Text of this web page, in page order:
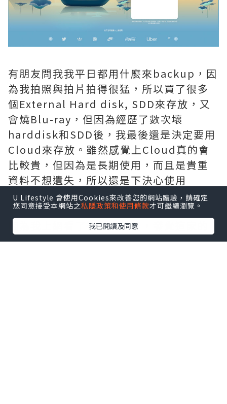
有朋友問我我平日都用什麼來backup，因
為我拍照與拍片拍得很猛，所以買了很多
個External Hard disk, SDD來存放，又
會燒Blu-ray，但因為經歷了數次壞
harddisk和SDD後，我最後還是決定要用
Cloud來存放。雖然感覺上Cloud真的會
比較貴，但因為是長期使用，而且是貴重
資料不想遺失，所以還是下決心使用
cloud。
因為我上網看了很多資料後，發覺這家的
Lifetime plan (終身計劃），真的很划
U Lifestyle 會使用Cookies來改善您的網站體驗，請確定
您同意接受本網站之私隱政策和使用條款才可繼續瀏覽。
我已閱讀及同意